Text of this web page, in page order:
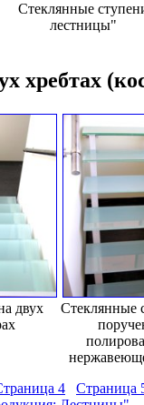
Cтеклянные
лестницы"
хребтах
двух
Стеклянные
4 Страница